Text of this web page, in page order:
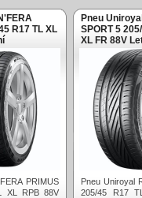
R17 TL XL
PRIMUS
XL RPB 88V
Pneu
SPORT 5
XL FR 88V
Pneu Uniroyal
205/45 R17